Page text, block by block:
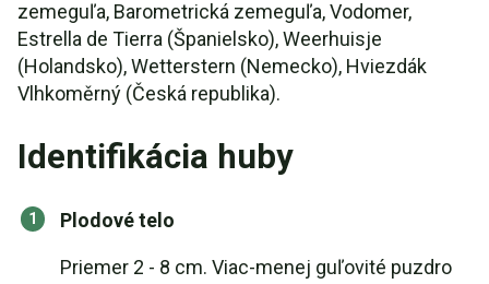
zemeguľa, Barometrická zemeguľa, Vodomer,
Estrella de Tierra (Španielsko), Weerhuisje
(Holandsko), Wetterstern (Nemecko), Hviezdák
Vlhkoměrný (Česká republika).
Identifikácia huby
Plodové telo
Priemer 2 - 8 cm. Viac-menej guľovité puzdro